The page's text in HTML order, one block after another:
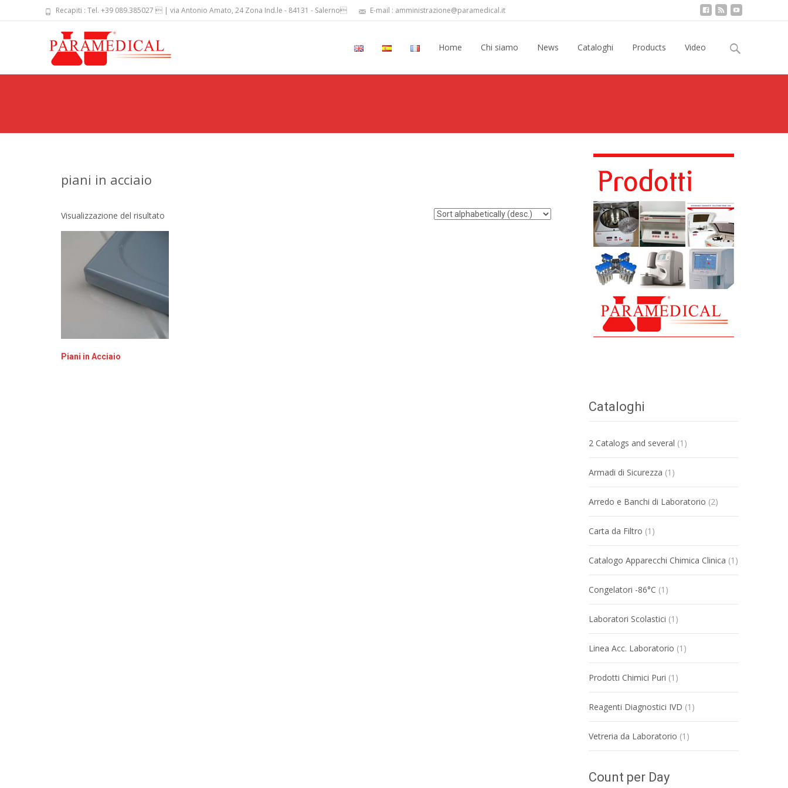
Recapiti : Tel. +39 089.385027  | via Antonio Amato, 24 Zona Ind.le - 84131 - Salerno E-mail : amministrazione@paramedical.it
Home Chi siamo News Cataloghi Products Video
Ricerca
piani in acciaio
Visualizzazione del risultato
Piani in Acciaio
Cataloghi
2 Catalogs and several (1)
Armadi di Sicurezza (1)
Arredo e Banchi di Laboratorio (2)
Carta da Filtro (1)
Catalogo Apparecchi Chimica Clinica (1)
Congelatori -86°C (1)
Laboratori Scolastici (1)
Linea Acc. Laboratorio (1)
Prodotti Chimici Puri (1)
Reagenti Diagnostici IVD (1)
Vetreria da Laboratorio (1)
Count per Day